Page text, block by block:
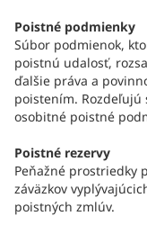
Poistné podmienky
Súbor podmienok,
poistnú udalosť,
ďalšie práva a
poistením. Rozdeľujú
osobitné poistné
Poistné rezervy
Peňažné prostriedky
záväzkov
poistných zmlúv.